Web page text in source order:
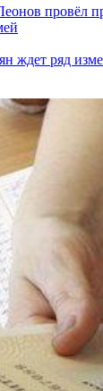
провёл
ждет ряд